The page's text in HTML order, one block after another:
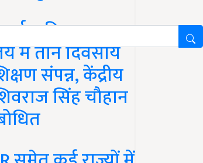
कृषि
में तीन दिवसीय
संपन्न, केंद्रीय
सिंह चौहान